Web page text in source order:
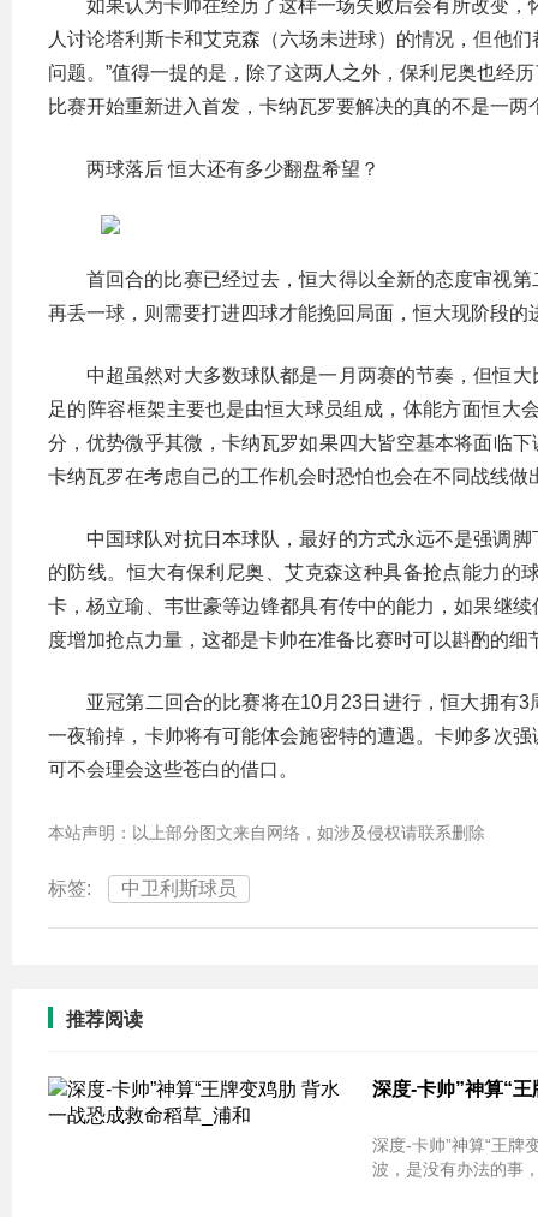
如果认为卡帅在经历了这样一场失败后会有所改变
人讨论塔利斯卡和艾克森（六场未进球）的情况，但他
问题。”值得一提的是，除了这两人之外，保利尼奥也经
比赛开始重新进入首发，卡纳瓦罗要解决的真的不是一两
两球落后 恒大还有多少翻盘希望？
首回合的比赛已经过去，恒大得以全新的态度审视
再丢一球，则需要打进四球才能挽回局面，恒大现阶段
中超虽然对大多数球队都是一月两赛的节奏，但恒
足的阵容框架主要也是由恒大球员组成，体能方面恒大
分，优势微乎其微，卡纳瓦罗如果四大皆空基本将面临
卡纳瓦罗在考虑自己的工作机会时恐怕也会在不同战线做
中国球队对抗日本球队，最好的方式永远不是强调
的防线。恒大有保利尼奥、艾克森这种具备抢点能力的
卡，杨立瑜、韦世豪等边锋都具有传中的能力，如果继
度增加抢点力量，这都是卡帅在准备比赛时可以斟酌的细
亚冠第二回合的比赛将在10月23日进行，恒大拥有
一夜输掉，卡帅将有可能体会施密特的遭遇。卡帅多次
可不会理会这些苍白的借口。
本站声明：以上部分图文来自网络，如涉及侵权请联系删除
标签: 中卫利斯球员
推荐阅读
深度-卡帅”神算“
深度-卡帅”神算“王牌
波，是没有办法的事